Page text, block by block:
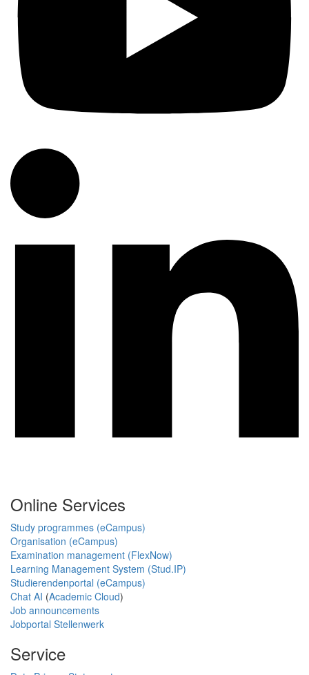
Online Services
Study programmes (eCampus)
Organisation (eCampus)
Examination management (FlexNow)
Learning Management System (Stud.IP)
Studierendenportal (eCampus)
Chat AI (Academic Cloud)
Job announcements
Jobportal Stellenwerk
Service